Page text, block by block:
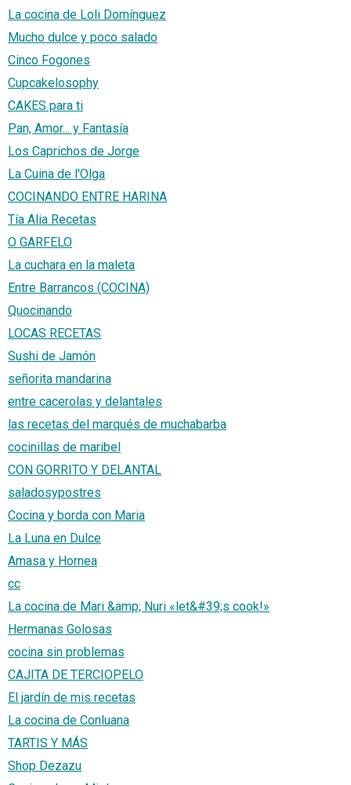
La cocina de Loli Domínguez
Mucho dulce y poco salado
Cinco Fogones
Cupcakelosophy
CAKES para ti
Pan, Amor... y Fantasía
Los Caprichos de Jorge
La Cuina de l'Olga
COCINANDO ENTRE HARINA
Tía Alia Recetas
O GARFELO
La cuchara en la maleta
Entre Barrancos (COCINA)
Quocinando
LOCAS RECETAS
Sushi de Jamón
señorita mandarina
entre cacerolas y delantales
las recetas del marqués de muchabarba
cocinillas de maribel
CON GORRITO Y DELANTAL
saladosypostres
Cocina y borda con Maria
La Luna en Dulce
Amasa y Hornea
cc
La cocina de Mari &amp; Nuri «let&#39;s cook!»
Hermanas Golosas
cocina sin problemas
CAJITA DE TERCIOPELO
El jardín de mis recetas
La cocina de Conluana
TARTIS Y MÁS
Shop Dezazu